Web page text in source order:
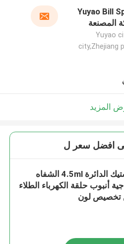
Yuyao Bill
المصنعة
Yuyao
city,Zhejiang
المزيد
افضل سعر ل
البلاستيك الدائرة 4.5ml الشفاه
أنبوب حلقة الكهرباء الطلاء
تخصيص لون